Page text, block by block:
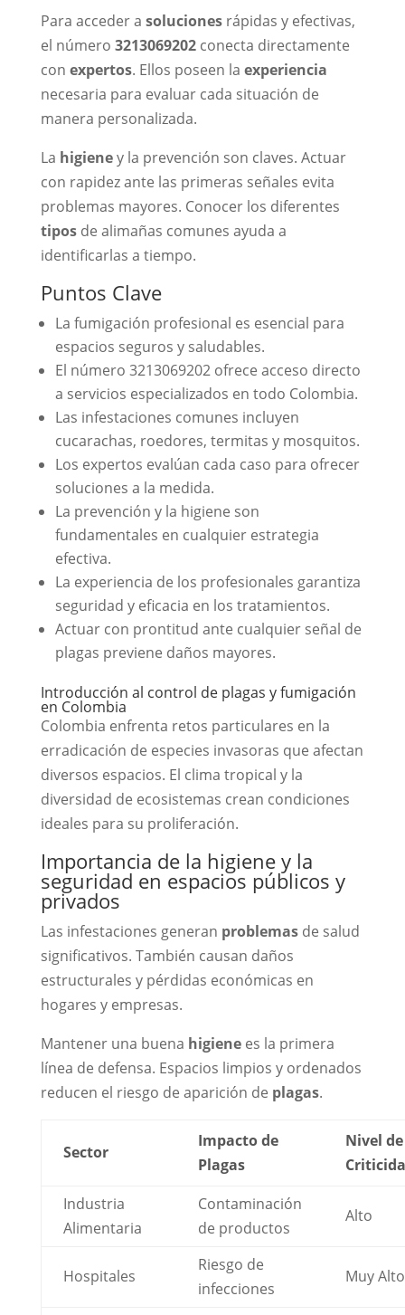
Para acceder a solucionesrápidas y efectivas,
el número 3213069202conecta directamente
con expertos. Ellos poseen la experiencia
necesaria para evaluar cada situación de
manera personalizada.
La higieney la prevención son claves. Actuar
con rapidez ante las primeras señales evita
problemas mayores. Conocer los diferentes
tiposde alimañas comunes ayuda a
identificarlas a tiempo.
Puntos Clave
La fumigación profesional es esencial para
espacios seguros y saludables.
El número 3213069202 ofrece acceso directo
a servicios especializados en todo Colombia.
Las infestaciones comunes incluyen
cucarachas, roedores, termitas y mosquitos.
Los expertos evalúan cada caso para ofrecer
soluciones a la medida.
La prevención y la higiene son
fundamentales en cualquier estrategia
efectiva.
La experiencia de los profesionales garantiza
seguridad y eficacia en los tratamientos.
Actuar con prontitud ante cualquier señal de
plagas previene daños mayores.
Introducción al control de plagas y fumigación
en Colombia
Colombia enfrenta retos particulares en la
erradicación de especies invasoras que afectan
diversos espacios. El clima tropical y la
diversidad de ecosistemas crean condiciones
ideales para su proliferación.
Importancia de la higiene y la
seguridad en espacios públicos y
privados
Las infestaciones generan problemasde salud
significativos. También causan daños
estructurales y pérdidas económicas en
hogares y empresas.
Mantener una buena higienees la primera
línea de defensa. Espacios limpios y ordenados
reducen el riesgo de aparición de plagas.
Sector
Impacto de
Plagas
Nivel de
Industria
Alimentaria
Contaminación
de productos
Alto
Hospitales
Riesgo de
infecciones
Muy Alto